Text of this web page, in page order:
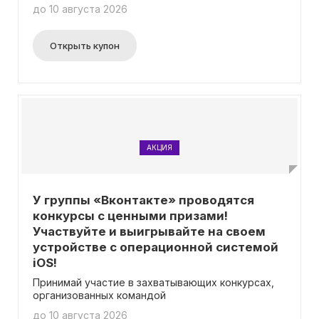
до 10 августа 2026
Открыть купон
АКЦИЯ
У группы «Вконтакте» проводятся
конкурсы с ценными призами!
Участвуйте и выигрывайте на своем
устройстве с операционной системой
iOS!
Принимай участие в захватывающих конкурсах,
организованных командой
до 10 августа 2026